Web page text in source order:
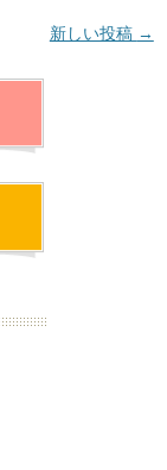
新しい投稿 →